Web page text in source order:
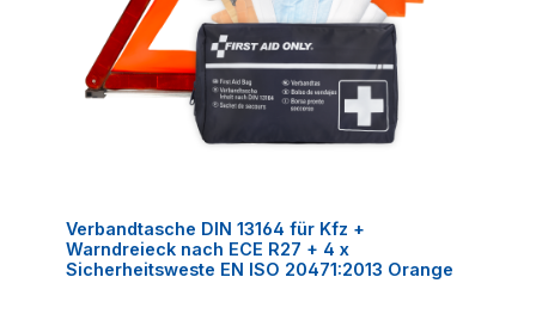
Verbandtasche DIN 13164 für Kfz +
Warndreieck nach ECE R27 + 4 x
Sicherheitsweste EN ISO 20471:2013 Orange